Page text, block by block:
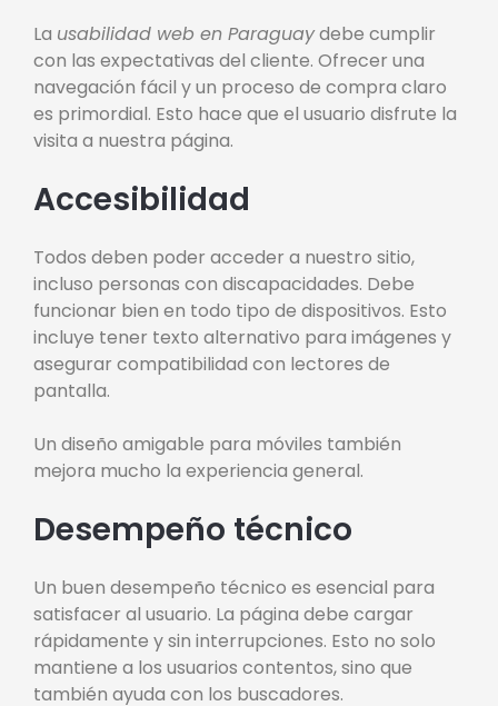
La usabilidad web en Paraguaydebe cumplir
con las expectativas del cliente. Ofrecer una
navegación fácil y un proceso de compra claro
es primordial. Esto hace que el usuario disfrute la
visita a nuestra página.
Accesibilidad
Todos deben poder acceder a nuestro sitio,
incluso personas con discapacidades. Debe
funcionar bien en todo tipo de dispositivos. Esto
incluye tener texto alternativo para imágenes y
asegurar compatibilidad con lectores de
pantalla.
Un diseño amigable para móviles también
mejora mucho la experiencia general.
Desempeño técnico
Un buen desempeño técnico es esencial para
satisfacer al usuario. La página debe cargar
rápidamente y sin interrupciones. Esto no solo
mantiene a los usuarios contentos, sino que
también ayuda con los buscadores.